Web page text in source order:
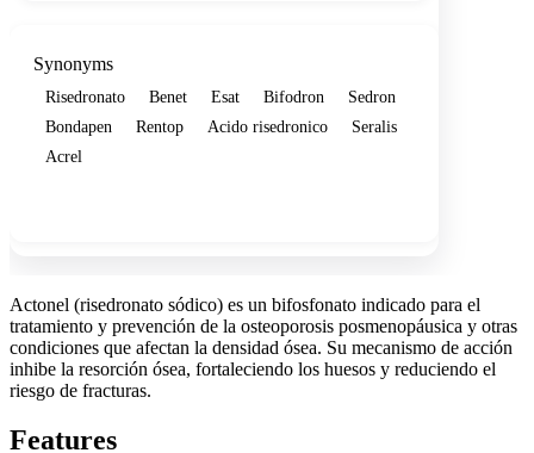
Synonyms
Risedronato Benet Esat Bifodron
Sedron
Bondapen
Rentop Acido risedronico
Seralis
Acrel
Actonel (risedronato sódico) es un bifosfonato indicado para el
tratamiento y prevención de la osteoporosis posmenopáusica y otras
condiciones que afectan la densidad ósea. Su mecanismo de acción
inhibe la resorción ósea, fortaleciendo los huesos y reduciendo el
riesgo de fracturas.
Features